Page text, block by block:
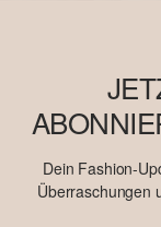
Dein Fashion-
Überraschungen